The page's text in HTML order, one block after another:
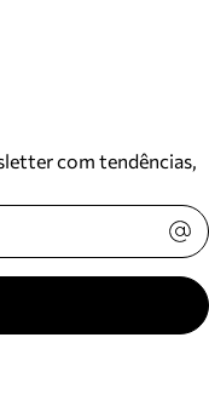
com tendências,